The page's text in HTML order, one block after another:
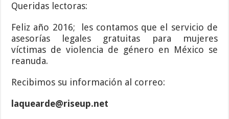
Queridas lectoras:
Feliz año 2016; les contamos que el servicio de
asesorías legales gratuitas para mujeres
víctimas de violencia de género en México se
reanuda.
Recibimos su información al correo:
laquearde@riseup.net